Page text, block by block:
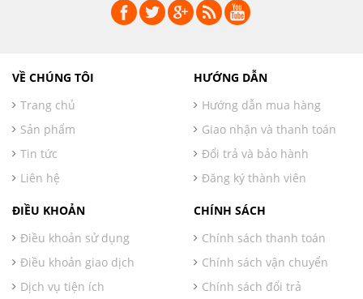
VỀ CHÚNG TÔI
Trang chủ
Sản phẩm
Tin tức
Liên hệ
HƯỚNG DẪN
Hướng dẫn mua hàng
Giao nhận và thanh toán
Đổi trả và bảo hành
Đăng ký thành viên
ĐIỀU KHOẢN
Điều khoản sử dụng
Điều khoản giao dịch
Dịch vụ tiện ích
CHÍNH SÁCH
Chính sách thanh toán
Chính sách vận chuyển
Chính sách đổi trả